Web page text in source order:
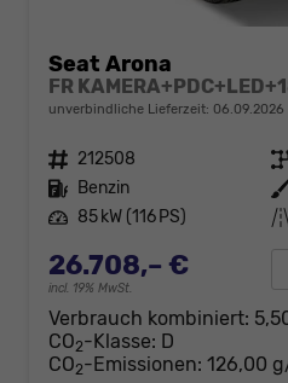
Seat Arona
FR
unverbindliche Lieferzeit: 06.09.2026
Fahrzeugnr. 212508
Kraftstoff Benzin
Leistung 85 kW (116 PS) Kilometerstand
26.708,– €
incl. 19% MwSt.
Verbrauch kombiniert:
CO2-Klasse: D
CO2-Emissionen: 126,00